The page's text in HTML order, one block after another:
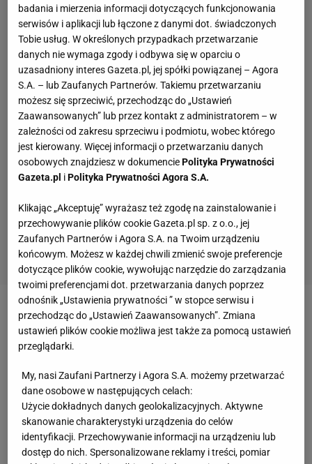
Zobacz wideoNigdy po walkach nie ukrywałam
twarzy i nie wstydziłam się siniaków"
W pierwotnym założeniu na gali pojawić się miały
jedne z najgłośniejszych nazwisk w całej federacji.
Ostatecznie z udziału w niej zrezygnował Chabib
Nurmagomiedow. Tony Ferguson, który miał być
rywalem Rosjanina w walce wieczoru, ostatecznie
badania i mierzenia informacji dotyczących funkcjonowania
serwisów i aplikacji lub łączone z danymi dot. świadczonych
Tobie usług. W określonych przypadkach przetwarzanie
danych nie wymaga zgody i odbywa się w oparciu o
uzasadniony interes Gazeta.pl, jej spółki powiązanej – Agora
S.A. – lub Zaufanych Partnerów. Takiemu przetwarzaniu
możesz się sprzeciwić, przechodząc do „Ustawień
Zaawansowanych” lub przez kontakt z administratorem – w
zależności od zakresu sprzeciwu i podmiotu, wobec którego
jest kierowany. Więcej informacji o przetwarzaniu danych
osobowych znajdziesz w dokumenciePolityka Prywatności
Gazeta.pl iPolityka Prywatności Agora S.A.
Klikając „Akceptuję” wyrażasz też zgodę na zainstalowanie i
przechowywanie plików cookie Gazeta.pl sp. z o.o., jej
Zaufanych Partnerów i Agora S.A. na Twoim urządzeniu
końcowym. Możesz w każdej chwili zmienić swoje preferencje
dotyczące plików cookie, wywołując narzędzie do zarządzania
twoimi preferencjami dot. przetwarzania danych poprzez
odnośnik „Ustawienia prywatności ” w stopce serwisu i
przechodząc do „Ustawień Zaawansowanych”. Zmiana
ustawień plików cookie możliwa jest także za pomocą ustawień
przeglądarki.
My, nasi Zaufani Partnerzy i Agora S.A. możemy przetwarzać
dane osobowe w następujących celach:
Użycie dokładnych danych geolokalizacyjnych. Aktywne
skanowanie charakterystyki urządzenia do celów
identyfikacji. Przechowywanie informacji na urządzeniu lub
dostęp do nich. Spersonalizowane reklamy i treści, pomiar